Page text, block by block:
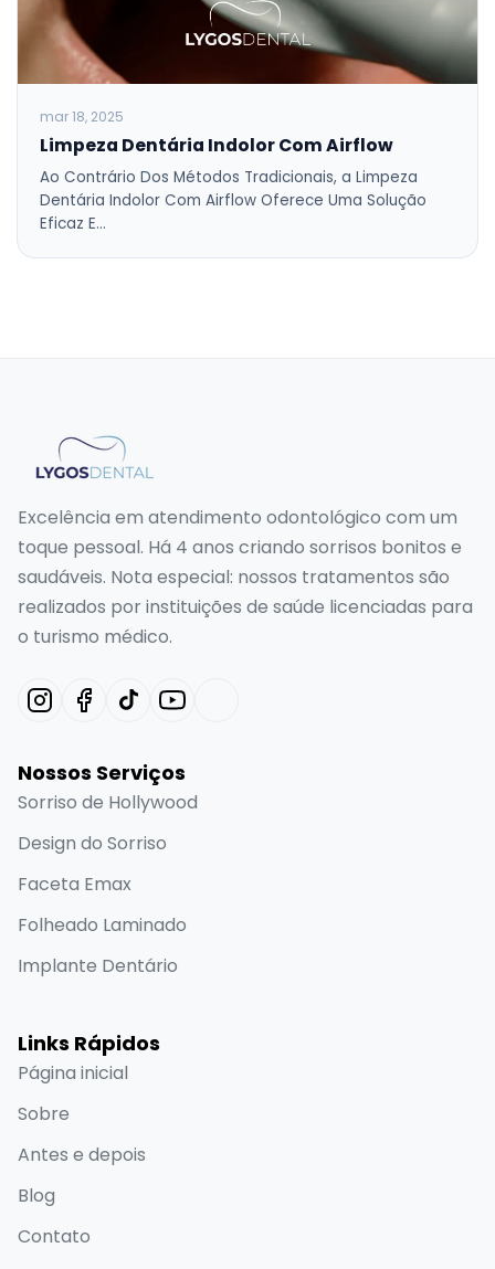
mar 18, 2025
Limpeza Dentária Indolor Com Airflow
Ao Contrário Dos Métodos Tradicionais, a Limpeza
Dentária Indolor Com Airflow Oferece Uma Solução
Eficaz E…
Excelência em atendimento odontológico com um
toque pessoal. Há 4 anos criando sorrisos bonitos e
saudáveis. Nota especial: nossos tratamentos são
realizados por instituições de saúde licenciadas para
o turismo médico.
Nossos Serviços
Sorriso de Hollywood
Design do Sorriso
Faceta Emax
Folheado Laminado
Implante Dentário
Links Rápidos
Página inicial
Sobre
Antes e depois
Blog
Contato